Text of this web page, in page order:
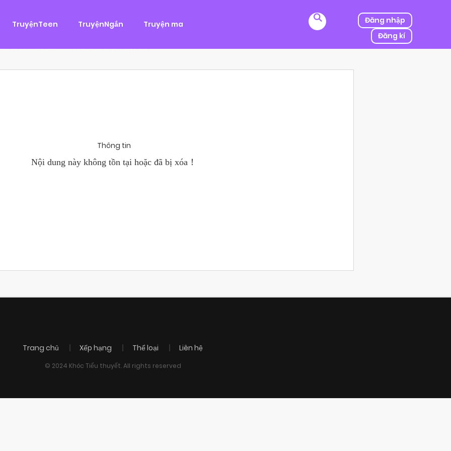
TruyệnTeen TruyệnNgắn Truyện ma
Đăng nhập
Đăng kí
Tình Cảm
Hùng, một tên cướp biển chân chính. Cho đến một ngày, cô bị kẻ thù của ba mình bắt cóc, người được mệnh danh
Chánh Uy săn lùng ba của Nhã Thụy và...
Thông tin
Nội dung này không tồn tại hoặc đã bị xóa！
Trang chủ Xếp hạng Thể loại Liên hệ
© 2024 Khóc Tiểu thuyết. All rights reserved